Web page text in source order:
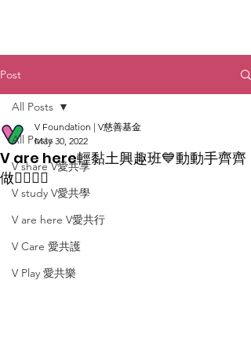
Post
All Posts
V share V愛共享
V study V愛共學
V are here V愛共行
V Care 愛共護
V Play 愛共樂
All Posts
V are here輕黏土興趣班💙動動手齊齊
做✋🏻🤚🏻
V Foundation | V慈善基金
May 30, 2022